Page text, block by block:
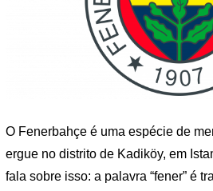
O Fenerbahçe é uma espécie de
ergue no distrito de Kadiköy, em
fala sobre isso: a palavra “fener” é